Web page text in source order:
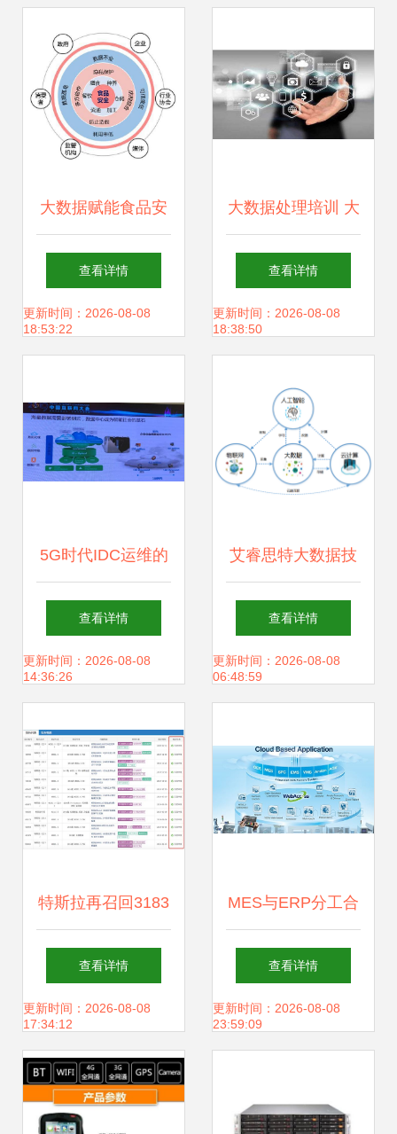
产品属性要素提取
大数据赋能食品安
全 崔晓辉教授的存
储支持服务解析
查看详情
更新时间：2026-08-08
18:53:22
大数据处理培训 大
数据处理流程什么
样
查看详情
更新时间：2026-08-08
18:38:50
5G时代IDC运维的
转型之路 存储支持
服务的挑战与机遇
查看详情
更新时间：2026-08-08
14:36:26
艾睿思特大数据技
术培训 成就职场薪
贵岗位“数据处
查看详情
更新时间：2026-08-08
06:48:59
特斯拉再召回3183
辆，为何消费者依
然心怀疑虑？
查看详情
更新时间：2026-08-08
17:34:12
MES与ERP分工合
作 优化协同实现精
益高效
查看详情
更新时间：2026-08-08
23:59:09